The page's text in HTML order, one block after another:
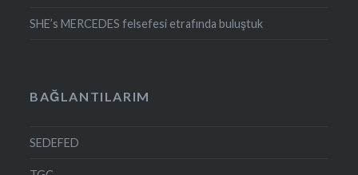
SHE’s MERCEDES felsefesi etrafında buluştuk
BAĞLANTILARIM
SEDEFED